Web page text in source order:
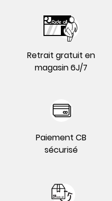
Retrait gratuit en
magasin 6J/7
Paiement CB
sécurisé